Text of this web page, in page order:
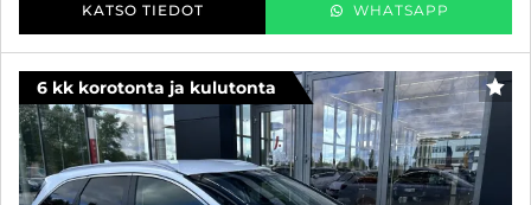
KATSO TIEDOT WHATSAPP
6 kk korotonta ja kulutonta